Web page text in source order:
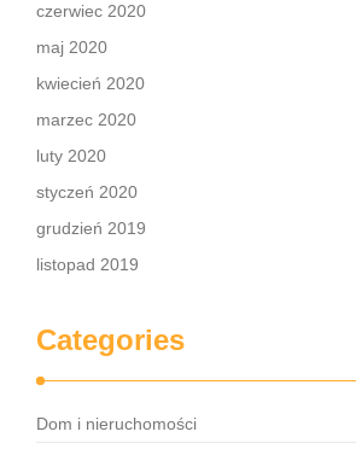
czerwiec 2020
maj 2020
kwiecień 2020
marzec 2020
luty 2020
styczeń 2020
grudzień 2019
listopad 2019
Categories
Dom i nieruchomości